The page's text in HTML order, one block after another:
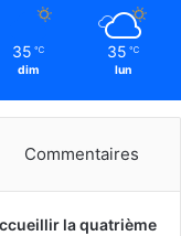
35 ℃
dim
35 ℃
lun
Commentaires
la quatrième